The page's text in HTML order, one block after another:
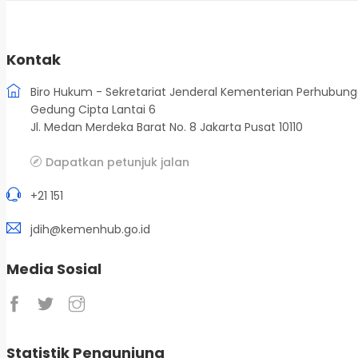
Kontak
Biro Hukum - Sekretariat Jenderal Kementerian
Gedung Cipta Lantai 6
Jl. Medan Merdeka Barat No. 8 Jakarta Pusat 10110
Dapatkan petunjuk jalan
+21 151
jdih@kemenhub.go.id
Media Sosial
Statistik Pengunjung